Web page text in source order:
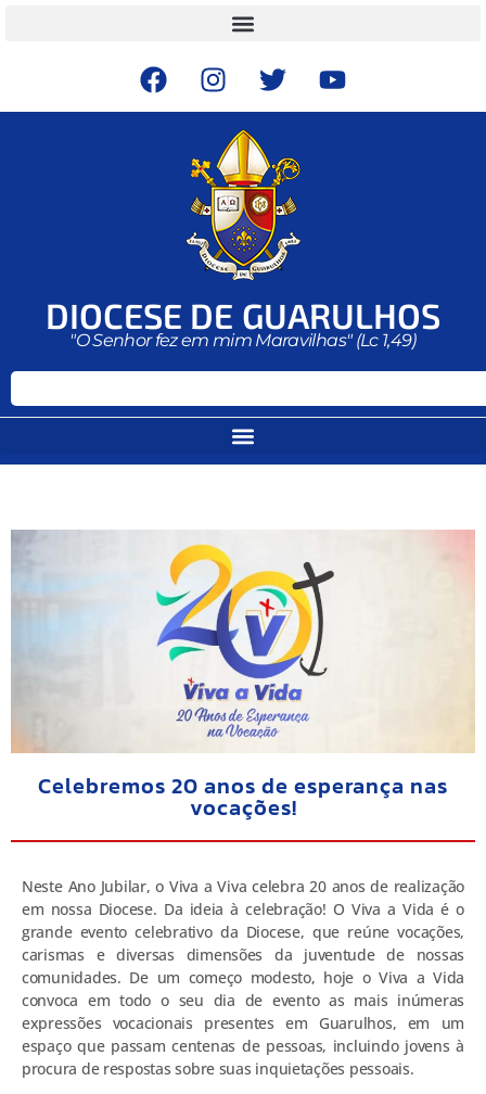
DIOCESE DE GUARULHOS
"O Senhor fez em mim Maravilhas" (Lc 1,49)
Celebremos 20 anos de esperança nas
vocações!
Neste Ano Jubilar, o Viva a Viva celebra 20 anos de realização
em nossa Diocese. Da ideia à celebração! O Viva a Vida é o
grande evento celebrativo da Diocese, que reúne vocações,
carismas e diversas dimensões da juventude de nossas
comunidades. De um começo modesto, hoje o Viva a Vida
convoca em todo o seu dia de evento as mais inúmeras
expressões vocacionais presentes em Guarulhos, em um
espaço que passam centenas de pessoas, incluindo jovens à
procura de respostas sobre suas inquietações pessoais.